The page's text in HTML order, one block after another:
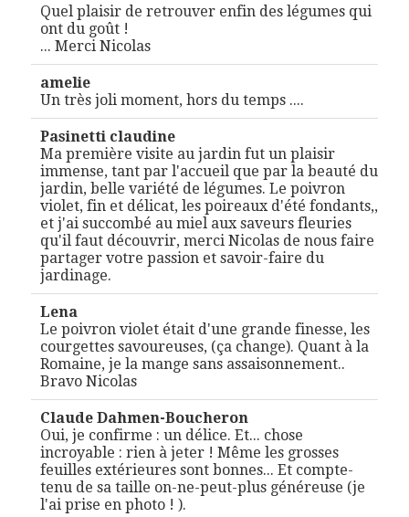
Quel plaisir de retrouver enfin des légumes qui
ont du goût !
... Merci Nicolas
amelie
Un très joli moment, hors du temps ....
Pasinetti claudine
Ma première visite au jardin fut un plaisir
immense, tant par l'accueil que par la beauté du
jardin, belle variété de légumes. Le poivron
violet, fin et délicat, les poireaux d'été fondants,,
et j'ai succombé au miel aux saveurs fleuries
qu'il faut découvrir, merci Nicolas de nous faire
partager votre passion et savoir-faire du
jardinage.
Lena
Le poivron violet était d'une grande finesse, les
courgettes savoureuses, (ça change). Quant à la
Romaine, je la mange sans assaisonnement..
Bravo Nicolas
Claude Dahmen-Boucheron
Oui, je confirme : un délice. Et... chose
incroyable : rien à jeter ! Même les grosses
feuilles extérieures sont bonnes... Et compte-
tenu de sa taille on-ne-peut-plus généreuse (je
l'ai prise en photo ! ).